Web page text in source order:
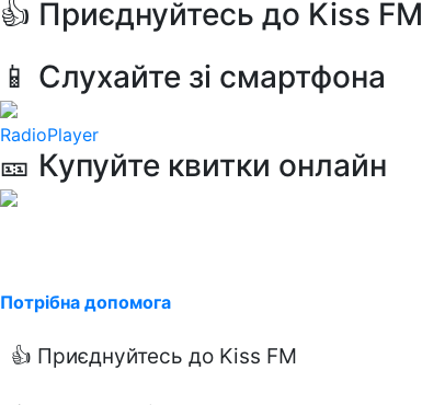
👍 Приєднуйтесь до Kiss FM
📱 Слухайте зі смартфона
RadioPlayer
🎫 Купуйте квитки онлайн
Потрібна допомога
👍 Приєднуйтесь до Kiss FM